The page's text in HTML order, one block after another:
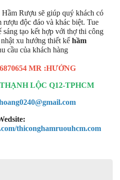
Rượu sẽ giúp quý khách có
độc đáo và khác biệt. Tue
tạo kết hợp với thợ thi công
xu hướng thiết kế hầm
cầu của khách hàng
MR :HƯỞNG
LỘC Q12-TPHCM
thiconghamruouhcm.com